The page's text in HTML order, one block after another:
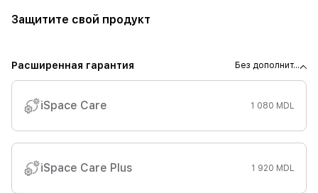
Защитите свой продукт
Расширенная гарантия Без дополнит...
iSpace Care 1 080 MDL
iSpace Care Plus 1 920 MDL